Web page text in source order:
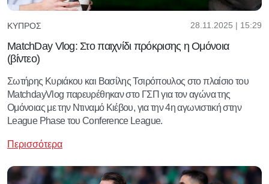
ΚΎΠΡΟΣ 28.11.2025 | 15:29
MatchDay Vlog: Στο παιχνίδι πρόκρισης η Ομόνοια
(βίντεο)
Σωτήρης Κυριάκου και Βασίλης Τσιρόπουλος στο πλαίσιο του
MatchdayVlog παρευρέθηκαν στο ΓΣΠ για τον αγώνα της
Ομόνοιας με την Ντιναμό Κιέβου, για την 4η αγωνιστική στην
League Phase του Conference League.
Περισσότερα